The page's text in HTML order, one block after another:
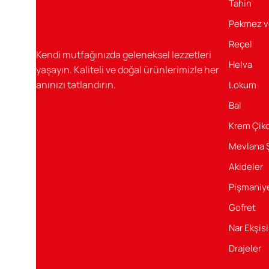
Şener Gıda’nın sağlıklı ve lezzetli ürünleri ile her
tatlandırın.
Kendi mutfağınızda geleneksel lezzetleri
yaşayın. Kaliteli ve doğal ürünlerimizle her
anınızı tatlandırın.
Tahin
Pekmez
Reçel
Helva
Lokum
Bal
Krem
Mevlana
Akideler
Gofret
Nar Ekşisi
Drajeler